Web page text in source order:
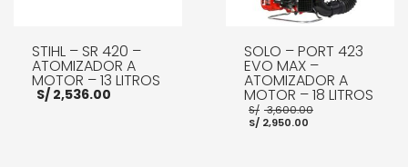
STIHL – SR 420 –
ATOMIZADOR A
MOTOR – 13 LITROS
S/ 2,536.00
SOLO – PORT 423
EVO MAX –
ATOMIZADOR A
MOTOR – 18 LITROS
S/ 3,600.00
S/2,950.00